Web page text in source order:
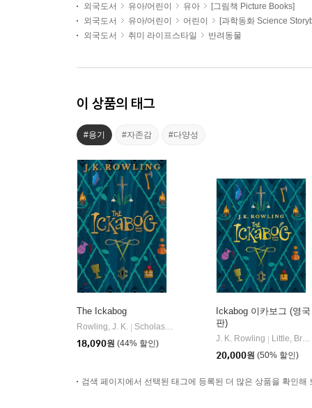
외국도서 유아/어린이 유아
[그림책 Picture Books]
외국도서
유아/어린이 어린이
[과학동화 Science
외국도서
취미 라이프스타일 반려동물
이 상품의 태그
#용기 #자존감 #다양성
The Ickabog
Rowling, J. K.
Scholastic Inc.
18,090원 (44% 할인)
Ickabog 이카보그 (영국
판)
J. K. Rowling
Little, Brown Books for Young Readers
20,000원 (50% 할인)
검색 페이지에서 선택된 태그에 등록된 더 많은 상품을 확인해